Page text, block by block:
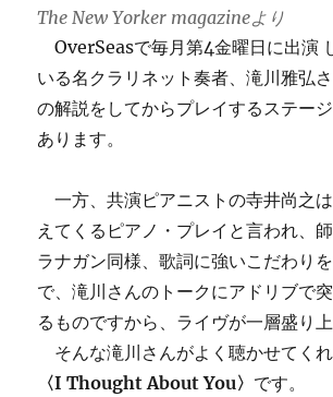
The New Yorker magazineより
OverSeasで毎月第4金曜日に出演
いる名クラリネット奏者、滝川雅弘
の解説をしてからプレイするステー
あります。
一方、共演ピアニストの寺井尚之
えてくるピアノ・プレイと言われ、
ラナガン同様、歌詞に強いこだわり
で、滝川さんのトークにアドリブで
るものですから、ライヴが一層盛り上
そんな滝川さんがよく聴かせてく
〈I Thought About You〉 です。